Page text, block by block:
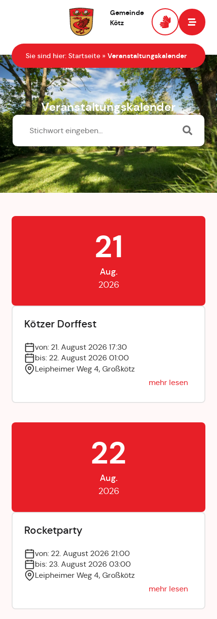
Gemeinde
Kötz
Sie sind hier: Startseite » Veranstaltungskalender
Veranstaltungskalender
21
Aug.
2026
Kötzer Dorffest
von: 21. August 2026 17:30
bis: 22. August 2026 01:00
Leipheimer Weg 4, Großkötz
mehr lesen
22
Aug.
2026
Rocketparty
von: 22. August 2026 21:00
bis: 23. August 2026 03:00
Leipheimer Weg 4, Großkötz
mehr lesen